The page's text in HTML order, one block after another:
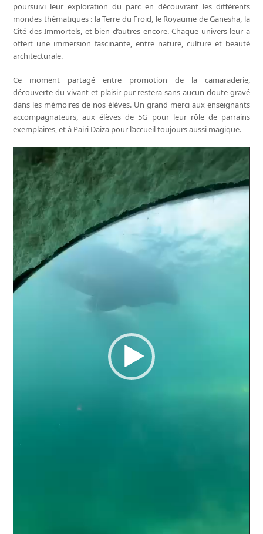
poursuivi leur exploration du parc en découvrant les différents
mondes thématiques : la Terre du Froid, le Royaume de Ganesha, la
Cité des Immortels, et bien d’autres encore. Chaque univers leur a
offert une immersion fascinante, entre nature, culture et beauté
architecturale.
Ce moment partagé entre promotion de la camaraderie,
découverte du vivant et plaisir pur restera sans aucun doute gravé
dans les mémoires de nos élèves. Un grand merci aux enseignants
accompagnateurs, aux élèves de 5G pour leur rôle de parrains
exemplaires, et à Pairi Daiza pour l’accueil toujours aussi magique.
vidéo